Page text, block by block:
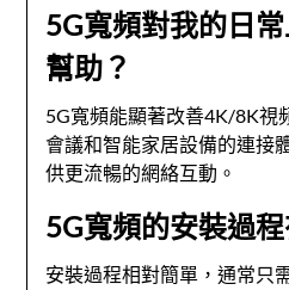
5G寬頻對我的日
幫助？
5G寬頻能顯著改善4K/8K視
會議和智能家居設備的連接
供更流暢的網絡互動。
5G寬頻的安裝過
安裝過程相對簡單，通常只